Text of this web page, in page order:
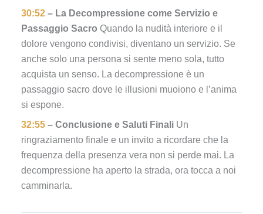
30:52 – La Decompressione come Servizio e
Passaggio Sacro Quando la nudità interiore e il
dolore vengono condivisi, diventano un servizio. Se
anche solo una persona si sente meno sola, tutto
acquista un senso. La decompressione è un
passaggio sacro dove le illusioni muoiono e l’anima
si espone.
32:55 – Conclusione e Saluti Finali Un
ringraziamento finale e un invito a ricordare che la
frequenza della presenza vera non si perde mai. La
decompressione ha aperto la strada, ora tocca a noi
camminarla.